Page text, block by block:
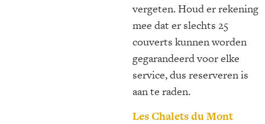
vergeten. Houd er rekening
mee dat er slechts 25
couverts kunnen worden
gegarandeerd voor elke
service, dus reserveren is
aan te raden.
Les Chalets du Mont